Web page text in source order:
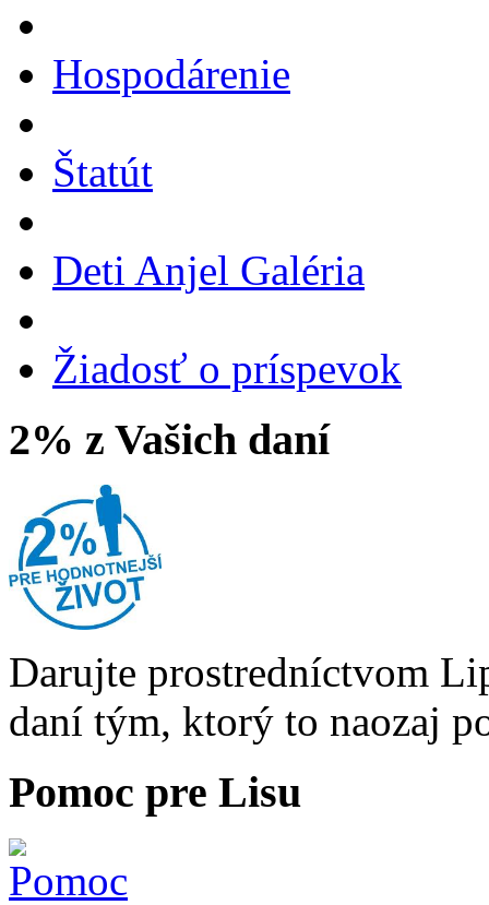
Hospodárenie
Štatút
Deti Anjel Galéria
Žiadosť o príspevok
2% z Vašich daní
Darujte prostredníctvom
daní tým, ktorý to naozaj
Pomoc pre Lisu